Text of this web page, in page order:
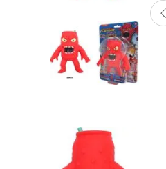
Peluches
Vehículos y Pistas